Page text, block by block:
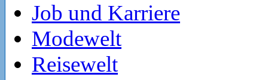
Job und Karriere
Modewelt
Reisewelt